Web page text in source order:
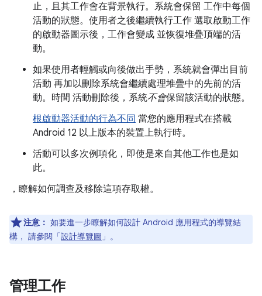
止，且其工作會在背景執行。系統會保留 工作中每個
活動的狀態。使用者之後繼續執行工作 選取啟動工作
的啟動器圖示後，工作會變成 並恢復堆疊頂端的活
動。
如果使用者輕觸或向後做出手勢，系統就會彈出目前
活動 再加以刪除系統會繼續處理堆疊中的先前的活
動。時間 活動刪除後，系統不會保留該活動的狀態。
根啟動器活動的行為不同 當您的應用程式在搭載
Android 12 以上版本的裝置上執行時。
活動可以多次例項化，即使是來自其他工作也是如
此。
，瞭解如何調查及移除這項存取權。
注意： 如要進一步瞭解如何設計 Android 應用程式的導覽結
構， 請參閱「 設計導覽圖 」。
管理工作